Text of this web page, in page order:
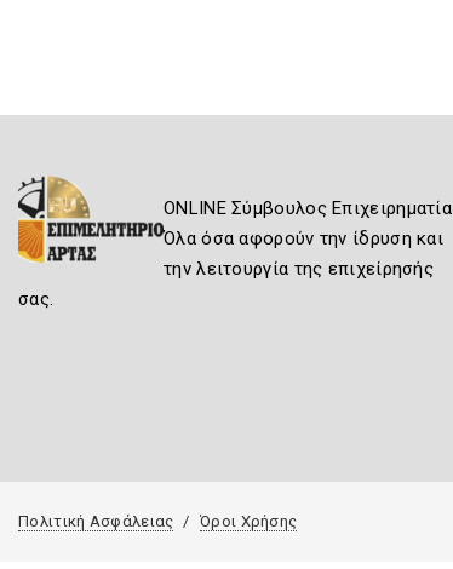
ONLINE Σύμβουλος Επιχειρηματία
Όλα όσα αφορούν την ίδρυση και
την λειτουργία της επιχείρησής
σας.
Πολιτική Ασφάλειας Όροι Χρήσης